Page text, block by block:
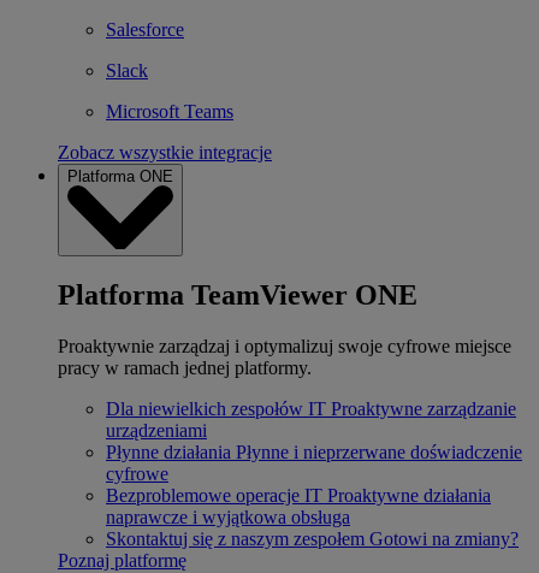
Salesforce
Slack
Microsoft Teams
Zobacz wszystkie integracje
Platforma ONE
Platforma TeamViewer ONE
Proaktywnie zarządzaj i optymalizuj swoje cyfrowe miejsce
pracy w ramach jednej platformy.
Dla niewielkich zespołów IT Proaktywne zarządzanie
urządzeniami
Płynne działania Płynne i nieprzerwane doświadczenie
cyfrowe
Bezproblemowe operacje IT Proaktywne działania
naprawcze i wyjątkowa obsługa
Skontaktuj się z naszym zespołem Gotowi na zmiany?
Poznaj platformę